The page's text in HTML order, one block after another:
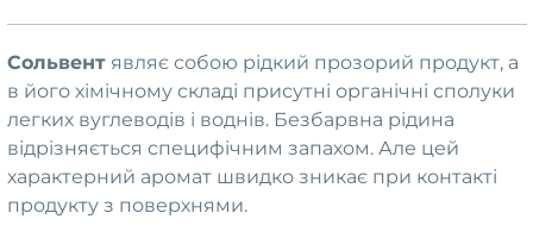
Сольвентявляє собою рідкий прозорий продукт, а
в його хімічному складі присутні органічні сполуки
легких вуглеводів і воднів. Безбарвна рідина
відрізняється специфічним запахом. Але цей
характерний аромат швидко зникає при контакті
продукту з поверхнями.